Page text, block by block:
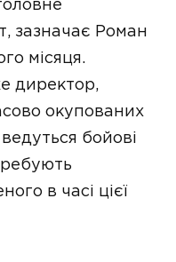
зазначає Роман
місяця.
директор,
окупованих
бойові
в часі цієї